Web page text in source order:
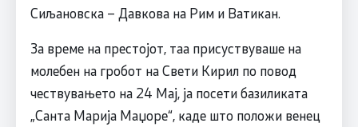
Сиљановска – Давкова на Рим и Ватикан.
За време на престојот, таа присуствуваше на
молебен на гробот на Свети Кирил по повод
чествувањето на 24 Мај, ја посети базиликата
„Санта Марија Маџоре“, каде што положи венец